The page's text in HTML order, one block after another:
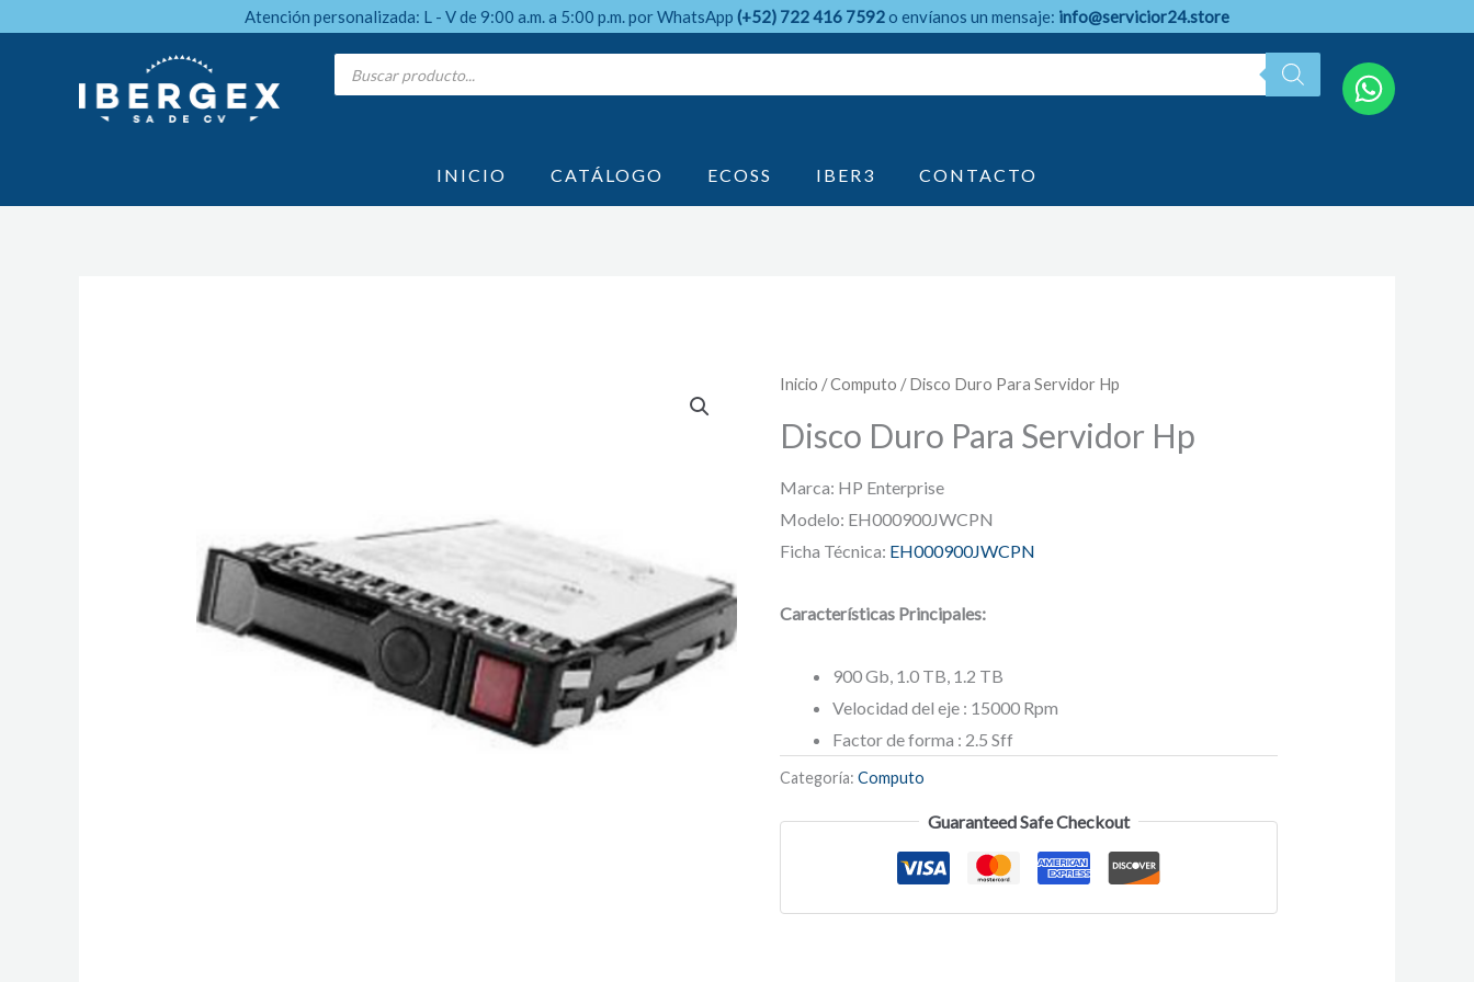
Atención personalizada: L - V de 9:00 a.m. a 5:00 p.m. por WhatsApp (+52) 722 416 7592o envíanos un mensaje: info@servicior24.store
Products
search
INICIO CATÁLOGO ECOSS IBER3 CONTACTO
Inicio /Computo / Disco Duro Para Servidor Hp
Disco Duro Para Servidor Hp
Marca: HP Enterprise
Modelo: EH000900JWCPN
Ficha Técnica: EH000900JWCPN
Características Principales:
900 Gb, 1.0 TB, 1.2 TB
Velocidad del eje : 15000 Rpm
Factor de forma : 2.5 Sff
Categoría:Computo
Guaranteed Safe Checkout